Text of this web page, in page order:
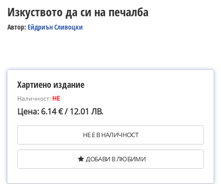
Изкуството да си на печалба
Автор: Ейдриън Сливоцки
Хартиено издание
Наличност: НЕ
Цена: 6.14 € / 12.01 ЛВ.
НЕ Е В НАЛИЧНОСТ
ДОБАВИ В ЛЮБИМИ